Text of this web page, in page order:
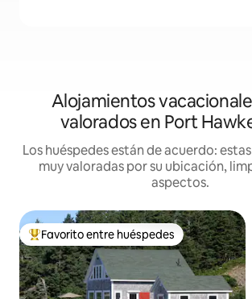
Alojamientos
valorados en Port
Los huéspedes están de acuerdo:
muy valoradas por su ubicación,
aspectos.
Favorito entre huéspedes preferido
Favorito entre huéspedes